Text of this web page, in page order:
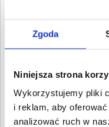
Zgoda
Niniejsza strona
Wykorzystujemy pliki
i reklam, aby
analizować ruch w